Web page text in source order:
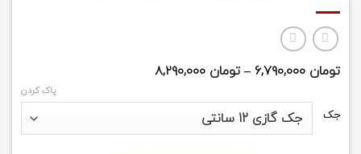
تومان –تومان
جک
پاک کردن